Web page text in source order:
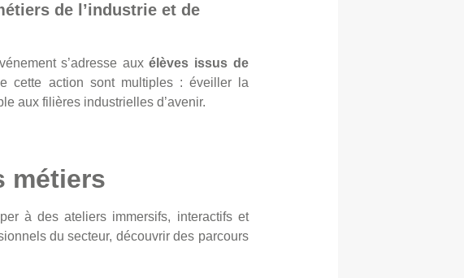
de l’industrie et de
s’adresse auxélèves issus de
cette action sont multiples : éveiller la
aux filières industrielles d’avenir.
métiers
à des ateliers immersifs, interactifs et
du secteur, découvrir des parcours